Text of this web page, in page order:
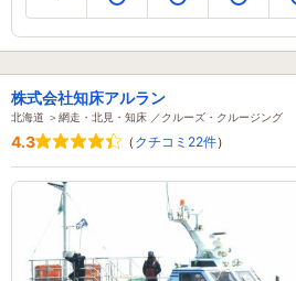
株式会社知床アルラン
北海道 ＞網走・北見・知床 ／クルーズ・クルージング
4.3 （ クチコミ22件）